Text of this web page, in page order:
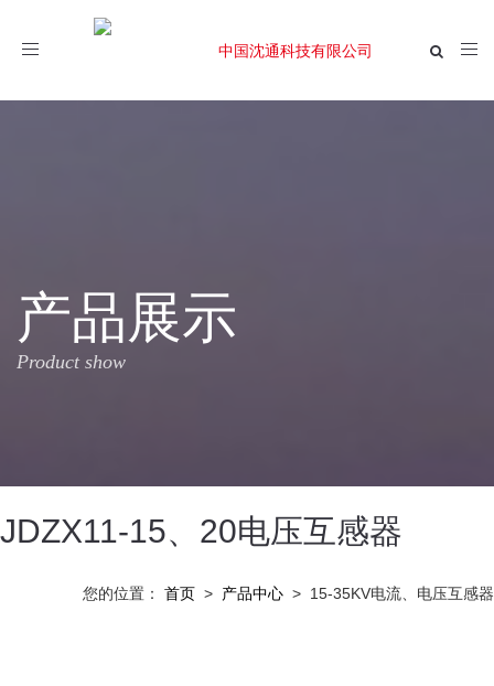
Toggle
产品展示
Product show
JDZX11-15、20电压互感器
您的位置： 首页 > 产品中心 > 15-35KV电流、电压互感器